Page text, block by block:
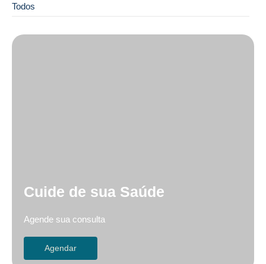
Todos
Cuide de sua Saúde
Agende sua consulta
Agendar